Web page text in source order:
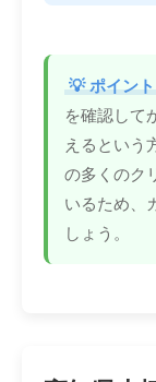
💡 ポイン
を確認して
えるという
の多くのク
いるため、
しょう。